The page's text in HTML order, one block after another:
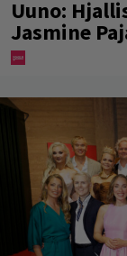
Uuno:
Jasmine